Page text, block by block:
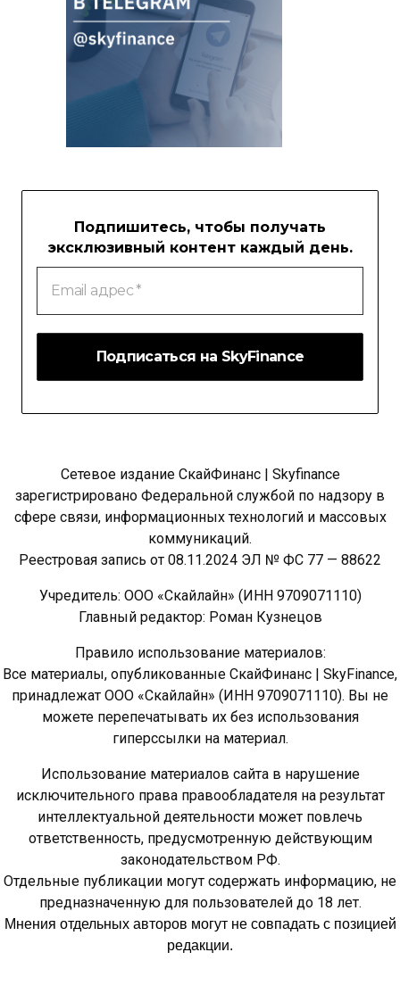
Подпишитесь, чтобы получать
эксклюзивный контент каждый день.
Email
адрес
Сетевое издание СкайФинанс | Skyfinance
зарегистрировано Федеральной службой по надзору в
сфере связи, информационных технологий и массовых
коммуникаций.
Реестровая запись от 08.11.2024 ЭЛ № ФС 77 — 88622
Учредитель: ООО «Скайлайн» (ИНН 9709071110)
Главный редактор: Роман Кузнецов
Правило использование материалов:
Все материалы, опубликованные СкайФинанс | SkyFinance,
принадлежат ООО «Скайлайн» (ИНН 9709071110). Вы не
можете перепечатывать их без использования
гиперссылки на материал.
Использование материалов сайта в нарушение
исключительного права правообладателя на результат
интеллектуальной деятельности может повлечь
ответственность, предусмотренную действующим
законодательством РФ.
Отдельные публикации могут содержать информацию, не
предназначенную для пользователей до 18 лет.
Мнения отдельных авторов могут не совпадать с позицией
редакции.